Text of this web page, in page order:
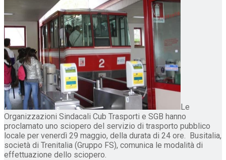
Le
Organizzazioni Sindacali Cub Trasporti e SGB hanno
proclamato uno sciopero del servizio di trasporto pubblico
locale per venerdì 29 maggio, della durata di 24 ore. Busitalia,
società di Trenitalia (Gruppo FS), comunica le modalità di
effettuazione dello sciopero.